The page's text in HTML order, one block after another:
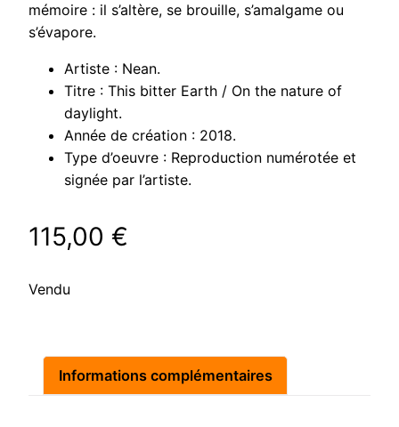
mémoire : il s’altère, se brouille, s’amalgame ou
s’évapore.
Artiste : Nean.
Titre : This bitter Earth / On the nature of
daylight.
Année de création : 2018.
Type d’oeuvre : Reproduction numérotée et
signée par l’artiste.
115,00 €
Vendu
Informations complémentaires